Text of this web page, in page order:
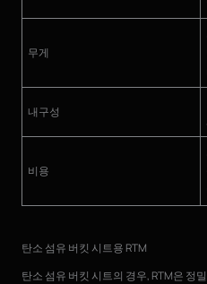
무게
내구성
비용
탄소 섬유 버킷 시트용 RTM
탄소 섬유 버킷 시트의 경우, RTM은 정